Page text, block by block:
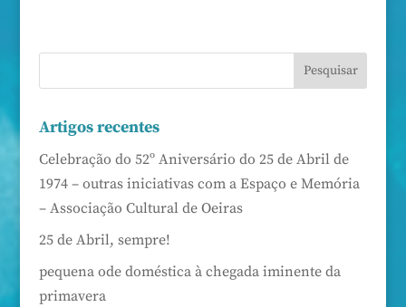
Artigos recentes
Celebração do 52º Aniversário do 25 de Abril de
1974 – outras iniciativas com a Espaço e Memória
– Associação Cultural de Oeiras
25 de Abril, sempre!
pequena ode doméstica à chegada iminente da
primavera